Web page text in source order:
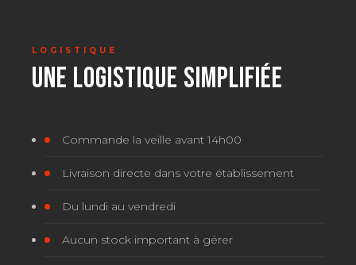
LOGISTIQUE
UNE LOGISTIQUE SIMPLIFIÉE
Commande la veille avant 14h00
Livraison directe dans votre établissement
Du lundi au vendredi
Aucun stock important à gérer